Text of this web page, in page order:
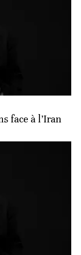
face à l’Iran